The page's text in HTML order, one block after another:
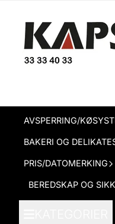
AVSPERRING/
BAKERI OG
PRIS/DATOMERKING
BEREDSKAP OG